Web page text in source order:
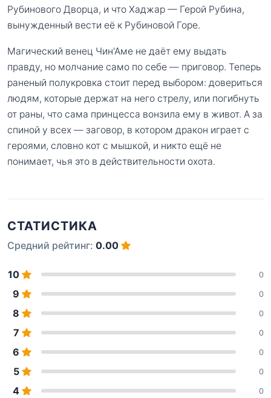
Рубинового Дворца, и что Хаджар — Герой Рубина,
вынужденный вести её к Рубиновой Горе.
Магический венец Чин'Аме не даёт ему выдать
правду, но молчание само по себе — приговор. Теперь
раненый полукровка стоит перед выбором: довериться
людям, которые держат на него стрелу, или погибнуть
от раны, что сама принцесса вонзила ему в живот. А за
спиной у всех — заговор, в котором дракон играет с
героями, словно кот с мышкой, и никто ещё не
понимает, чья это в действительности охота.
СТАТИСТИКА
Средний рейтинг: 0.00
10 0
9 0
8 0
7 0
6 0
5 0
4 0